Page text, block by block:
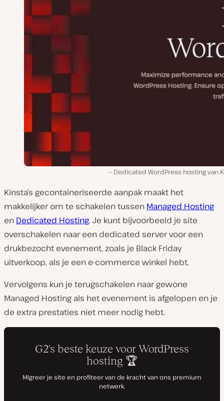
Dedicated WordPress hosting van
Kinsta’s gecontaineriseerde aanpak maakt het
makkelijker om te schakelen tussen Managed Hosting
en Dedicated Hosting. Je kunt bijvoorbeeld je site
overschakelen naar een dedicated server voor een
drukbezocht evenement, zoals je Black Friday
uitverkoop, als je een e-commerce winkel hebt.
Vervolgens kun je terugschakelen naar gewone
Managed Hosting als het evenement is afgelopen en je
de extra prestaties niet meer nodig hebt.